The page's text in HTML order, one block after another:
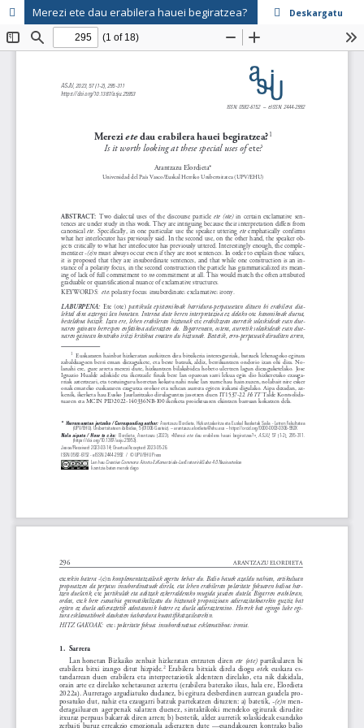
Merezi ete dau erabilera hauei begiratzea? Deskargatu